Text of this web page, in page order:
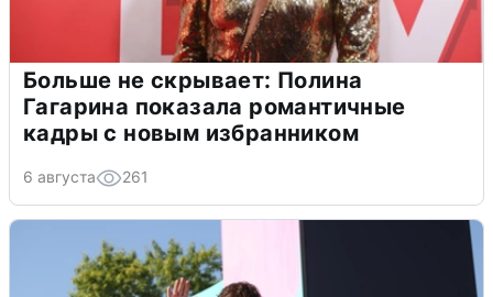
Больше не скрывает: Полина
Гагарина показала романтичные
кадры с новым избранником
6 августа 261